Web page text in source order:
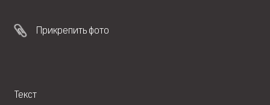
Прикрепить фото